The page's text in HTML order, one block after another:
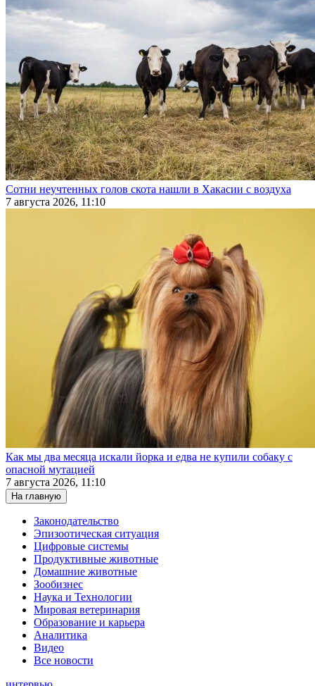
Сотни неучтенных голов скота нашли в Хакасии с воздуха
7 августа 2026, 11:10
Как мы два месяца искали йорка и едва не купили собаку с
опасной мутацией
7 августа 2026, 11:10
На главную
Законодательство
Эпизоотическая ситуация
Цифровые системы
Продуктивные животные
Домашние животные
Зообизнес
Наука и Технологии
Мировая ветеринария
Образование и карьера
Аналитика
Видео
Все новости